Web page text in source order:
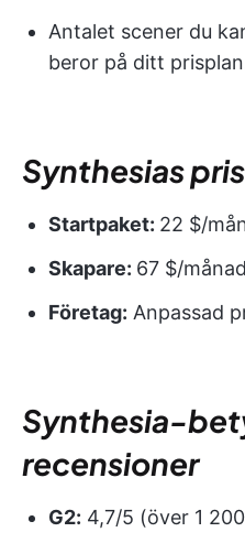
Antalet scener du
beror på ditt
Synthesias
Startpaket: 22 $/
Skapare: 67 $/
Företag: Anpassad
Synthesia-
recensioner
G2: 4,7/5 (över 1